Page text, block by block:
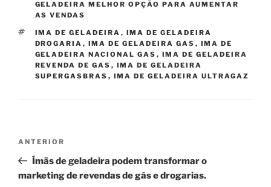
GELADEIRA MELHOR OPÇÃO PARA AUMENTAR
AS VENDAS
TAGS
IMA DE GELADEIRA , IMA DE GELADEIRA
DROGARIA , IMA DE GELADEIRA GAS , IMA DE
GELADEIRA NACIONAL GAS , IMA DE GELADEIRA
REVENDA DE GAS , IMA DE GELADEIRA
SUPERGASBRAS , IMA DE GELADEIRA ULTRAGAZ
Post
Post
anterior
ANTERIOR
Ímãs de geladeira podem transformar o
marketing de revendas de gás e drogarias.